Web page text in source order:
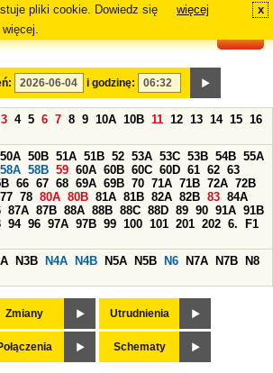
pliki cookie. Dowiedz się
więcej.
więcej x
i godzinę:
3 4 5 6 7 8 9 10A 10B 11 12 13 14 15 16
50A 50B 51A 51B 52 53A 53C 53B 54B 55A
58A 58B 59 60A 60B 60C 60D 61 62 63
66 67 68 69A 69B 70 71A 71B 72A 72B
77 78 80A 80B 81A 81B 82A 82B 83 84A
87A 87B 88A 88B 88C 88D 89 90 91A 91B
94 96 97A 97B 99 100 101 201 202 6.
F1
N3B N4A N4B N5A N5B N6 N7A N7B
N8
Zmiany Utrudnienia
Schematy